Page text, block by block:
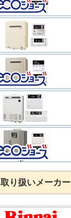
取り扱いメーカー